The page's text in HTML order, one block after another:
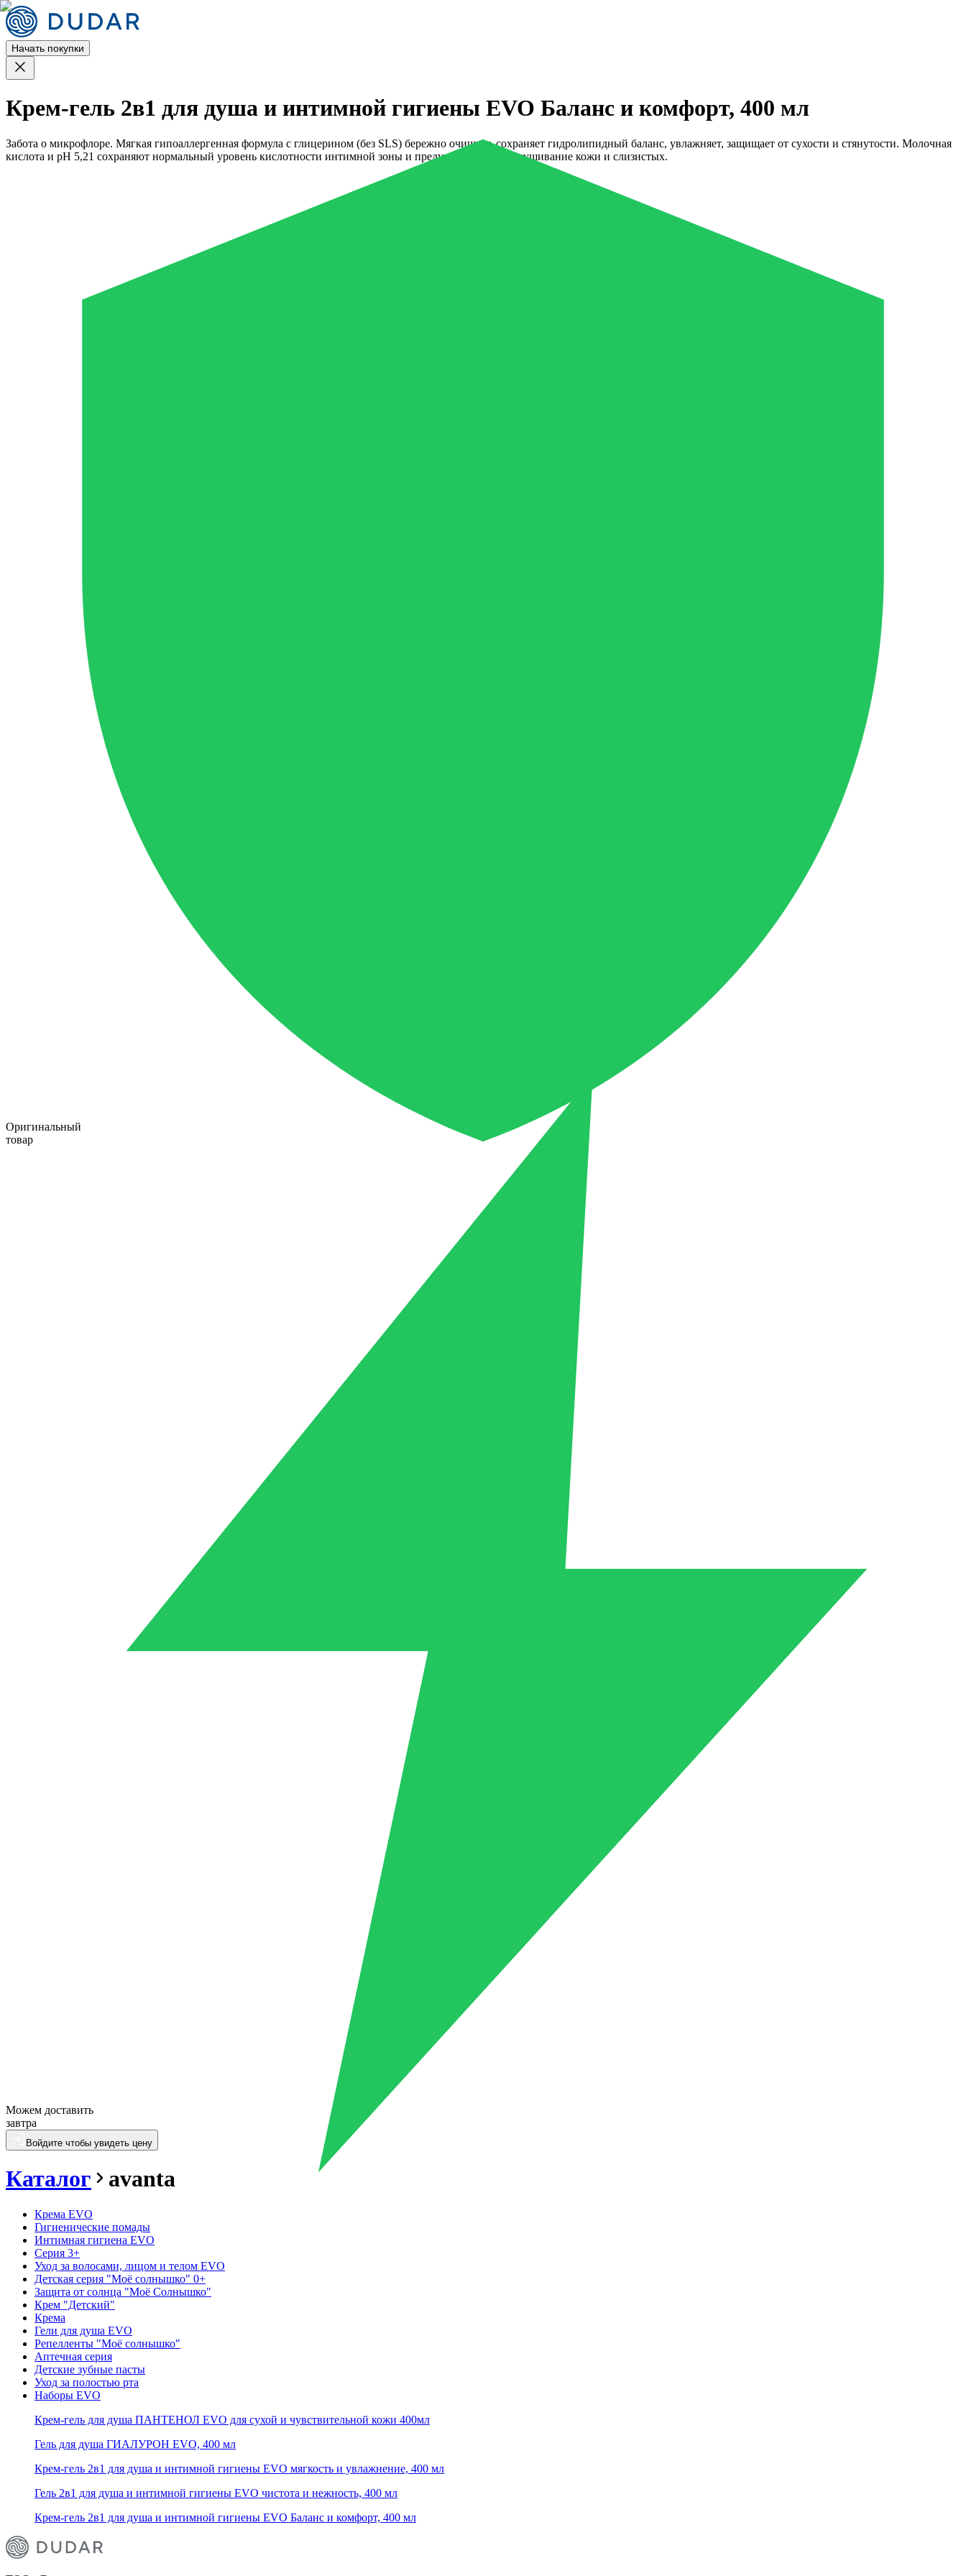
Начать покупки
Крем-гель 2в1 для душа и интимной гигиены EVO Баланс и комфорт, 400 мл
Забота о микрофлоре. Мягкая гипоаллергенная формула с глицерином (без SLS) бережно очищает, сохраняет гидролипидный баланс, увлажняет, защищает от сухости и стянутости. Молочная
кислота и рН 5,21 сохраняют нормальный уровень кислотности интимной зоны и предупреждают пересушивание кожи и слизистых.
Оригинальный
товар
Можем доставить
завтра
Войдите чтобы увидеть цену
Каталог avanta
Крема EVO
Гигиенические помады
Интимная гигиена EVO
Серия 3+
Уход за волосами, лицом и телом EVO
Детская серия "Моё солнышко" 0+
Защита от солнца "Моё Солнышко"
Крем "Детский"
Крема
Гели для душа EVO
Репелленты "Моё солнышко"
Аптечная серия
Детские зубные пасты
Уход за полостью рта
Наборы EVO
Крем-гель для душа ПАНТЕНОЛ EVO для сухой и чувствительной кожи 400мл
Гель для душа ГИАЛУРОН EVO, 400 мл
Крем-гель 2в1 для душа и интимной гигиены EVO мягкость и увлажнение, 400 мл
Гель 2в1 для душа и интимной гигиены EVO чистота и нежность, 400 мл
Крем-гель 2в1 для душа и интимной гигиены EVO Баланс и комфорт, 400 мл